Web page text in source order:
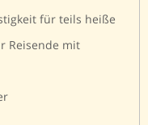
für teils heiße
Reisende mit